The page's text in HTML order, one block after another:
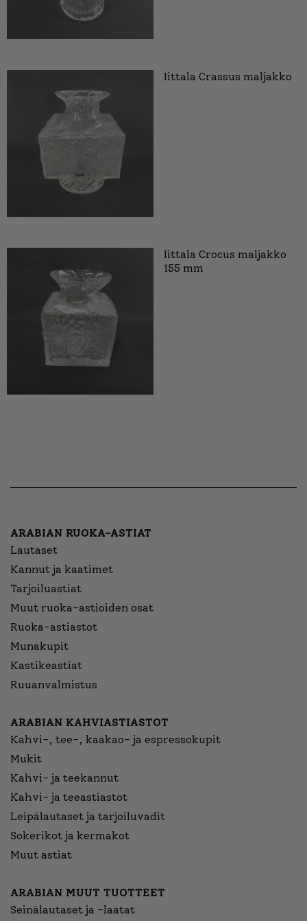
Iittala Crassus maljakko
Iittala Crocus maljakko
155 mm
ARABIAN RUOKA-ASTIAT
Lautaset
Kannut ja kaatimet
Tarjoiluastiat
Muut ruoka-astioiden osat
Ruoka-astiastot
Munakupit
Kastikeastiat
Ruuanvalmistus
ARABIAN KAHVIASTIASTOT
Kahvi-, tee-, kaakao- ja espressokupit
Mukit
Kahvi- ja teekannut
Kahvi- ja teeastiastot
Leipälautaset ja tarjoiluvadit
Sokerikot ja kermakot
Muut astiat
ARABIAN MUUT TUOTTEET
Seinälautaset ja -laatat